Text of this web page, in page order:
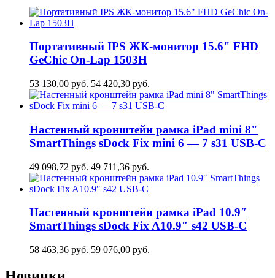
Портативный IPS ЖК-монитор 15.6" FHD
GeСhic On-Lap 1503H
53 130,00 руб. 54 420,30 руб.
Настенный кронштейн рамка iPad mini 8"
SmartThings sDock Fix mini 6 — 7 s31 USB-C
49 098,72 руб. 49 711,36 руб.
Настенный кронштейн рамка iPad 10.9″
SmartThings sDock Fix A10.9″ s42 USB-C
58 463,36 руб. 59 076,00 руб.